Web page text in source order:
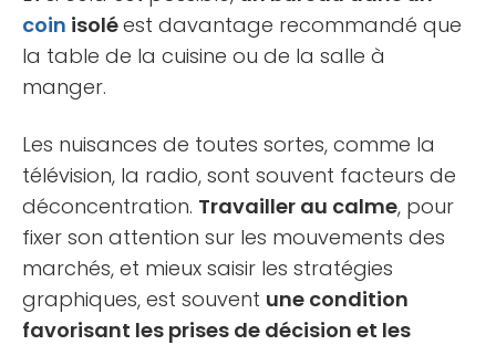
coin isoléest davantage recommandé que
la table de la cuisine ou de la salle à
manger.
Les nuisances de toutes sortes, comme la
télévision, la radio, sont souvent facteurs de
déconcentration. Travailler au calme, pour
fixer son attention sur les mouvements des
marchés, et mieux saisir les stratégies
graphiques, est souvent une condition
favorisant les prises de décision et les